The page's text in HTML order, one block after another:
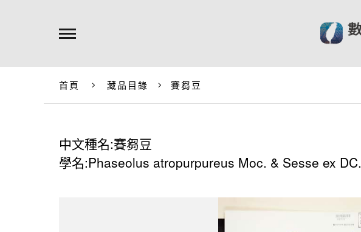
首頁 藏品目錄 賽芻豆
中文種名:賽芻豆
學名:Phaseolus atropurpureus Moc. & Sesse ex DC.